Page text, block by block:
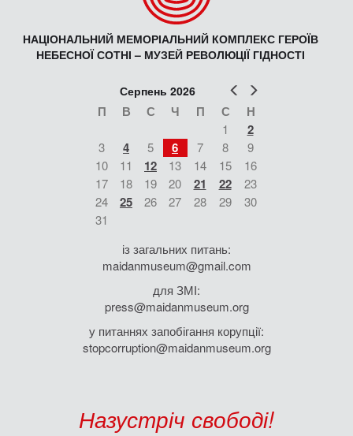
НАЦІОНАЛЬНИЙ МЕМОРІАЛЬНИЙ КОМПЛЕКС ГЕРОЇВ
НЕБЕСНОЇ СОТНІ – МУЗЕЙ РЕВОЛЮЦІЇ ГІДНОСТІ
Попер
Серпень 2026
П В С Ч П С Н
1 2
3 4 5 6 7 8
9
10
11 12 13 14 15
16
17
18 19 20 21 22
23
24
25 26 27 28 29
30
31
із загальних питань:
maidanmuseum@gmail.com
для ЗМІ:
press@maidanmuseum.org
у питаннях запобігання корупції:
stopcorruption@maidanmuseum.org
Назустріч свободі!